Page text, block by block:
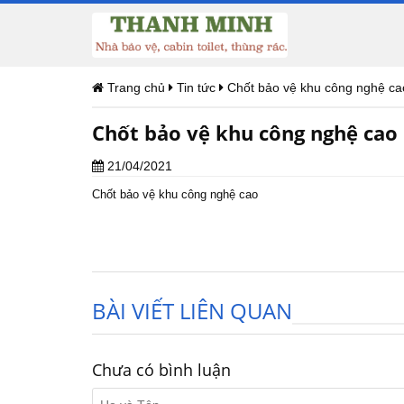
Trang chủ Tin tức Chốt bảo vệ khu công nghệ
Chốt bảo vệ khu công nghệ cao
21/04/2021
Chốt bảo vệ khu công nghệ cao
BÀI VIẾT LIÊN QUAN
Chưa có bình luận